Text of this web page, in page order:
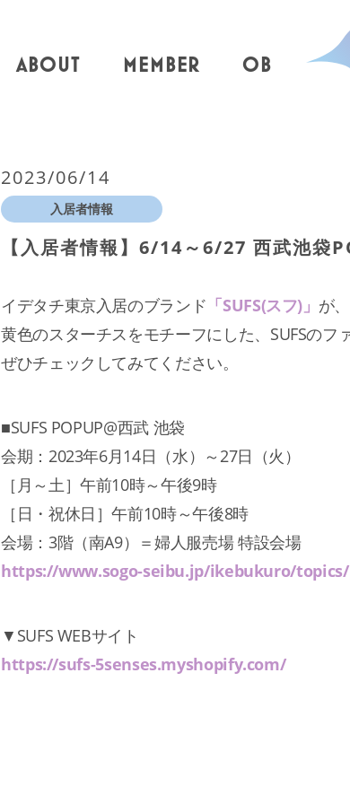
ABOUT MEMBER OB
2023/06/14
入居者情報
【入居者情報】6/14～6/27 西武池袋
イデタチ東京入居のブランド 「SUFS(スフ)」 が
黄色のスターチスをモチーフにした、SUFSの
ぜひチェックしてみてください。
■SUFS POPUP@西武 池袋
会期：2023年6月14日（水）～27日（火）
［月～土］午前10時～午後9時
［日・祝休日］午前10時～午後8時
会場：3階（南A9）＝婦人服売場 特設会場
https://www.sogo-seibu.jp/ikebukuro/topics/
▼SUFS WEBサイト
https://sufs-5senses.myshopify.com/